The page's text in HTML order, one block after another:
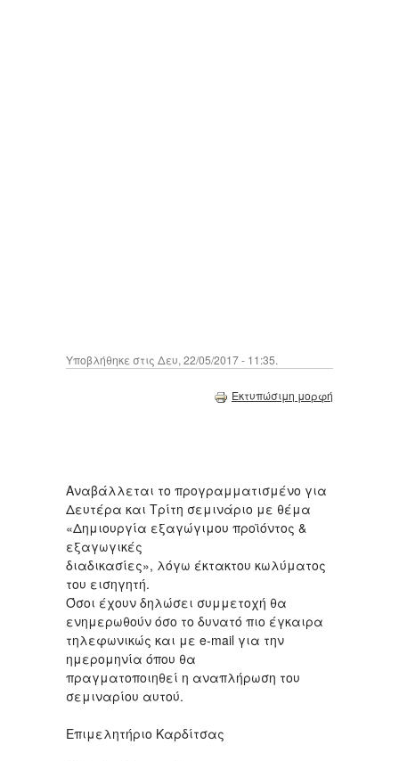
Υποβλήθηκε στις Δευ, 22/05/2017 - 11:35.
Εκτυπώσιμη μορφή
Αναβάλλεται το προγραμματισμένο για
Δευτέρα και Τρίτη σεμινάριο με θέμα
«Δημιουργία εξαγώγιμου προϊόντος &
εξαγωγικές
διαδικασίες», λόγω έκτακτου κωλύματος
του εισηγητή.
Όσοι έχουν δηλώσει συμμετοχή θα
ενημερωθούν όσο το δυνατό πιο έγκαιρα
τηλεφωνικώς και με e-mail για την
ημερομηνία όπου θα
πραγματοποιηθεί η αναπλήρωση του
σεμιναρίου αυτού.
Επιμελητήριο Καρδίτσας